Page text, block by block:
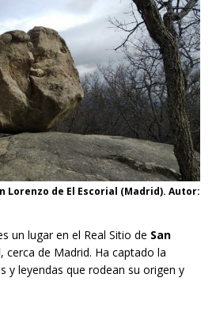
Lorenzo de El Escorial (Madrid). Autor:
un lugar en el Real Sitio de San
, cerca de Madrid. Ha captado la
y leyendas que rodean su origen y